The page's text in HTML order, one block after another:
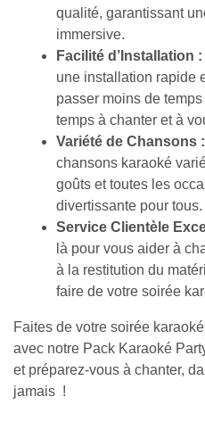
qualité, garantissant
immersive.
Facilité d’Installation :
une installation rapide
passer moins de
temps à chanter et à
Variété de Chansons :
chansons karaoké
goûts et toutes les
divertissante pour tous.
Service Clientèle
là pour vous aider à
à la restitution du
faire de votre soirée
Faites de votre soirée
avec notre Pack Karaoké
et préparez-vous à chanter,
jamais !